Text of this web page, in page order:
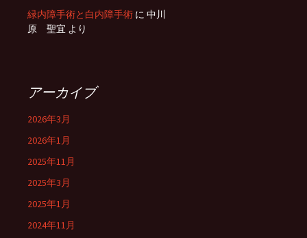
緑内障手術と白内障手術 に 中川
原 聖宜 より
アーカイブ
2026年3月
2026年1月
2025年11月
2025年3月
2025年1月
2024年11月